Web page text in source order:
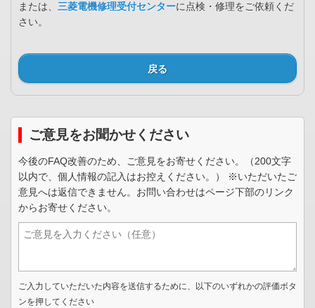
または、 三菱電機修理受付センターに点検・修理をご依頼くだ
さい。
戻る
ご意見をお聞かせください
今後のFAQ改善のため、ご意見をお寄せください。（200文字
以内で、個人情報の記入はお控えください。） ※いただいたご
意見へは返信できません。お問い合わせはページ下部のリンク
からお寄せください。
ご入力していただいた内容を送信するために、以下のいずれかの評価ボタ
ンを押してください